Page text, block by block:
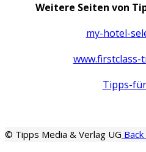
Weitere Seiten von
my-hotel-
www.firstclass-
Tipps-
© Tipps Media & Verlag UG